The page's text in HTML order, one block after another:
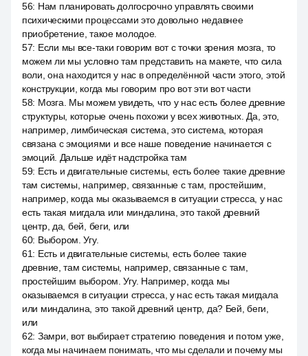
56: Нам планировать долгосрочно управлять своими
психическими процессами это довольно недавнее
приобретение, такое молодое.
57: Если мы все-таки говорим вот с точки зрения мозга, то
можем ли мы условно там представить на макете, что сила
воли, она находится у нас в определённой части этого, этой
конструкции, когда мы говорим про вот эти вот части
58: Мозга. Мы можем увидеть, что у нас есть более древние
структуры, которые очень похожи у всех животных. Да, это,
например, лимбическая система, это система, которая
связана с эмоциями и все наше поведение начинается с
эмоций. Дальше идёт надстройка там
59: Есть и двигательные системы, есть более такие древние
там системы, например, связанные с там, простейшим,
например, когда мы оказываемся в ситуации стресса, у нас
есть такая мигдала или миндалина, это такой древний
центр, да, бей, беги, или
60: Выбором. Угу.
61: Есть и двигательные системы, есть более такие
древние, там системы, например, связанные с там,
простейшим выбором. Угу. Например, когда мы
оказываемся в ситуации стресса, у нас есть такая мигдала
или миндалина, это такой древний центр, да? Бей, беги,
или
62: Замри, вот выбирает стратегию поведения и потом уже,
когда мы начинаем понимать, что мы сделали и почему мы